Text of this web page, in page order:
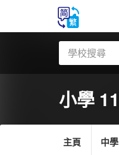
小學 11
主頁 中學